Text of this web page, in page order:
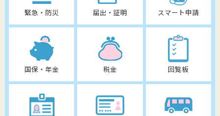
緊急・防災 届出・証明 スマート申請
国保・年金 税金 回覧板